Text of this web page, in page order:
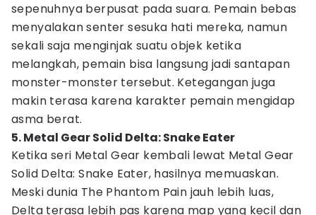
sepenuhnya berpusat pada suara. Pemain bebas
menyalakan senter sesuka hati mereka, namun
sekali saja menginjak suatu objek ketika
melangkah, pemain bisa langsung jadi santapan
monster-monster tersebut. Ketegangan juga
makin terasa karena karakter pemain mengidap
asma berat.
5. Metal Gear Solid Delta: Snake Eater
Ketika seri Metal Gear kembali lewat Metal Gear
Solid Delta: Snake Eater, hasilnya memuaskan.
Meski dunia The Phantom Pain jauh lebih luas,
Delta terasa lebih pas karena map yang kecil dan